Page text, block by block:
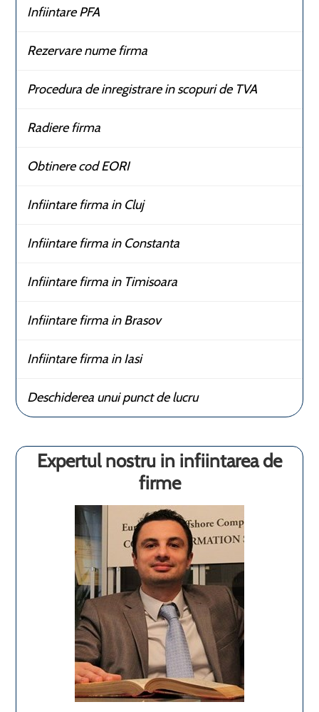
Infiintare PFA
Rezervare nume firma
Procedura de inregistrare in scopuri de TVA
Radiere firma
Obtinere cod EORI
Infiintare firma in Cluj
Infiintare firma in Constanta
Infiintare firma in Timisoara
Infiintare firma in Brasov
Infiintare firma in Iasi
Deschiderea unui punct de lucru
Expertul nostru in infiintarea de
firme